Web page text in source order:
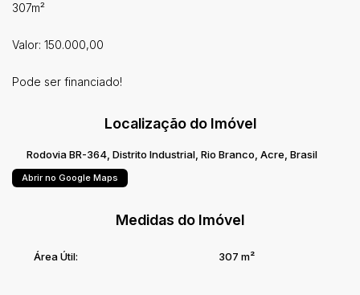
307m²
Valor: 150.000,00
Pode ser financiado!
Localização do Imóvel
Rodovia BR-364 Distrito Industrial Rio Branco Acre Brasil
Abrir no Google Maps
Medidas do Imóvel
Área Útil: 307 m²